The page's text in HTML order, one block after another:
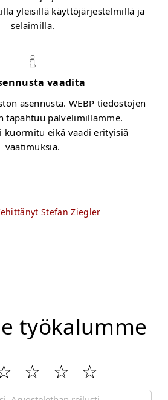
yleisillä käyttöjärjestelmillä ja
selaimilla.
vaadita
asennusta. WEBP tiedostojen
tapahtuu palvelimillamme.
kuormitu eikä vaadi erityisiä
vaatimuksia.
Stefan Ziegler
työkalumme